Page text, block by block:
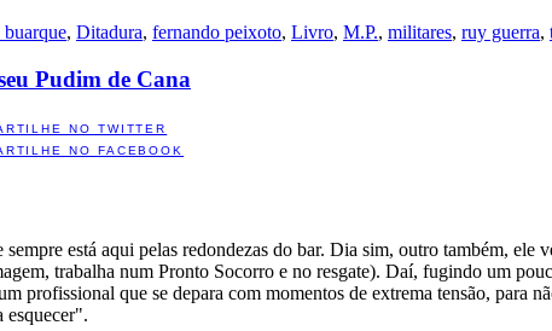
, Ditadura, fernando peixoto, Livro, M.P., militares, ruy guerra,
Pudim de Cana
NO TWITTER
NO FACEBOOK
sempre está aqui pelas redondezas do bar. Dia sim, outro também,
trabalha num Pronto Socorro e no resgate). Daí, fugindo um
profissional que se depara com momentos de extrema tensão, para
esquecer".